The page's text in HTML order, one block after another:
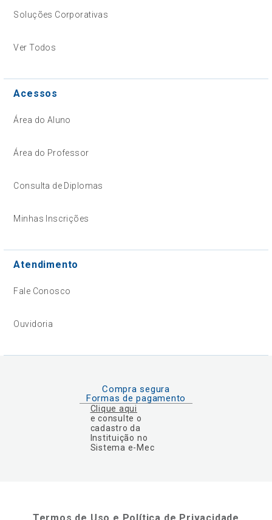
Soluções Corporativas
Ver Todos
Acessos
Área do Aluno
Área do Professor
Consulta de Diplomas
Minhas Inscrições
Atendimento
Fale Conosco
Ouvidoria
Compra segura
Formas de pagamento
Clique aqui
e consulte o
cadastro da
Instituição no
Sistema e-Mec